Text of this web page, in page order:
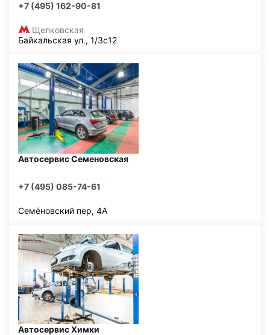
+7 (495) 162-90-81
Щелковская
Байкальская ул., 1/3с12
Автосервис Семеновская
+7 (495) 085-74-61
Семёновский пер, 4А
Автосервис Химки